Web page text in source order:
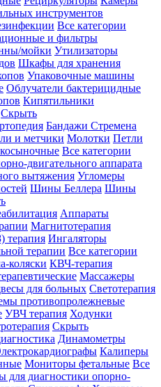
инструментов
Все категории
и фильтры
мойки Утилизаторы
Шкафы для хранения
Упаковочные машины
Облучатели бактерицидные
Кипятильники
Скрыть
Бандажи Стремена
и метчики Молотки Петли
Все категории
двигательного аппарата
вытяжения Угломеры
Шины Беллера Шины
Аппараты
Магнитотерапия
терапия Ингаляторы
терапии Все категории
коляски КВЧ-терапия
Массажеры
для больных Светотерапия
противопролежневые
УВЧ терапия Ходунки
Скрыть
Динамометры
Калиперы
Мониторы фетальные Все
для диагностики опорно-